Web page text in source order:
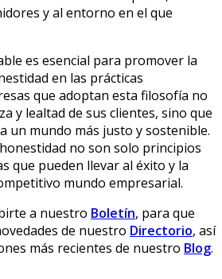
y al entorno en el que
es esencial para promover la
en las prácticas
que adoptan esta filosofía no
y lealtad de sus clientes, sino que
un mundo más justo y sostenible.
no son solo principios
que pueden llevar al éxito y la
mundo empresarial.
a nuestro Boletín, para que
de nuestro Directorio, así
más recientes de nuestro Blog.